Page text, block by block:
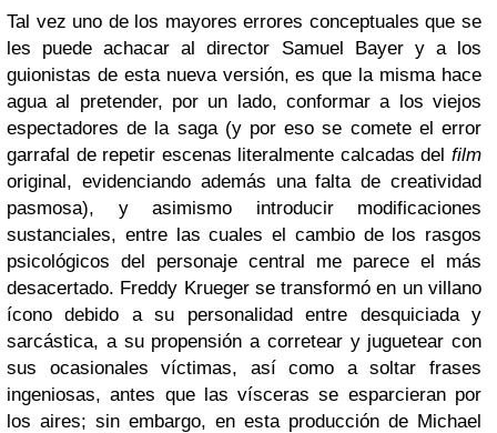
Tal vez uno de los mayores errores conceptuales que se
les puede achacar al director Samuel Bayer y a los
guionistas de esta nueva versión, es que la misma hace
agua al pretender, por un lado, conformar a los viejos
espectadores de la saga (y por eso se comete el error
garrafal de repetir escenas literalmente calcadas del film
original, evidenciando además una falta de creatividad
pasmosa), y asimismo introducir modificaciones
sustanciales, entre las cuales el cambio de los rasgos
psicológicos del personaje central me parece el más
desacertado. Freddy Krueger se transformó en un villano
ícono debido a su personalidad entre desquiciada y
sarcástica, a su propensión a corretear y juguetear con
sus ocasionales víctimas, así como a soltar frases
ingeniosas, antes que las vísceras se esparcieran por
los aires; sin embargo, en esta producción de Michael